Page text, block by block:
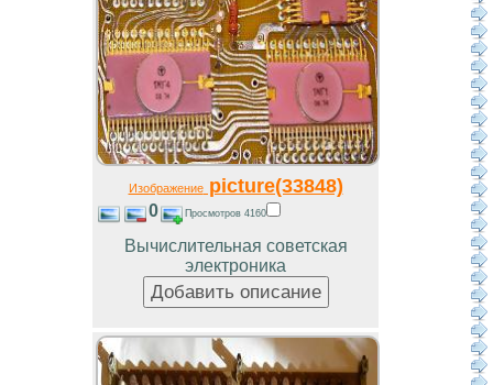
Изображениеpicture(33848)
0 Просмотров 4160
Вычислительная советская
электроника